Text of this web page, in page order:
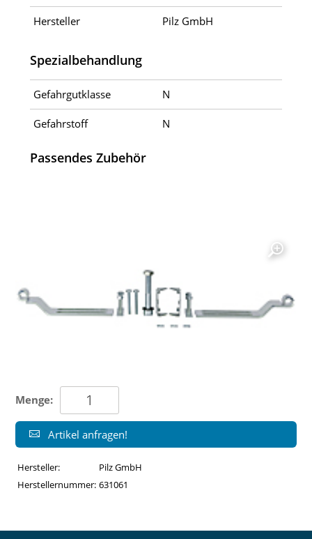
Hersteller Pilz GmbH
Spezialbehandlung
Gefahrgutklasse N
Gefahrstoff N
Passendes Zubehör
Menge:
Artikel anfragen!
Hersteller:
Pilz GmbH
Herstellernummer: 631061